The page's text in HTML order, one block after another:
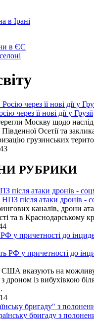
в Ірані
в ЄС
через її нові дії у Грузії
Москву щодо
Південної Осетії та
грузинських
РУБРИКИ
після атаки дронів -
каналів, дрони
та в Краснодарському
у причетності до
США вказують на
дроном із вибухівкою
бригаду" з